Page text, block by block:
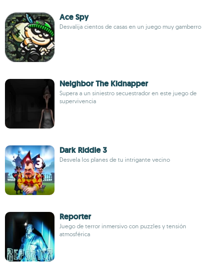
Ace Spy
Desvalija cientos de casas en un juego muy gamberro
Neighbor The Kidnapper
Supera a un siniestro secuestrador en este juego de
supervivencia
Dark Riddle 3
Desvela los planes de tu intrigante vecino
Reporter
Juego de terror inmersivo con puzzles y tensión
atmosférica